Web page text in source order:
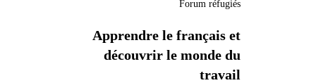
Apprendre le français et
découvrir le monde du
travail
Forum réfugiés